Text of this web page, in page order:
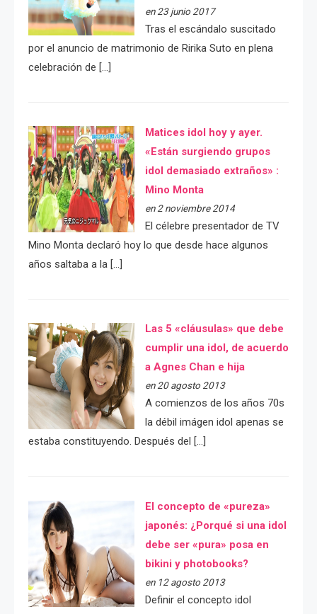
en 23 junio 2017
Tras el escándalo suscitado
por el anuncio de matrimonio de Ririka Suto en plena
celebración de […]
Matices idol hoy y ayer.
«Están surgiendo grupos
idol demasiado extraños» :
Mino Monta
en 2 noviembre 2014
El célebre presentador de TV
Mino Monta declaró hoy lo que desde hace algunos
años saltaba a la […]
Las 5 «cláusulas» que debe
cumplir una idol, de acuerdo
a Agnes Chan e hija
en 20 agosto 2013
A comienzos de los años 70s
la débil imágen idol apenas se
estaba constituyendo. Después del […]
El concepto de «pureza»
japonés: ¿Porqué si una idol
debe ser «pura» posa en
bikini y photobooks?
en 12 agosto 2013
Definir el concepto idol